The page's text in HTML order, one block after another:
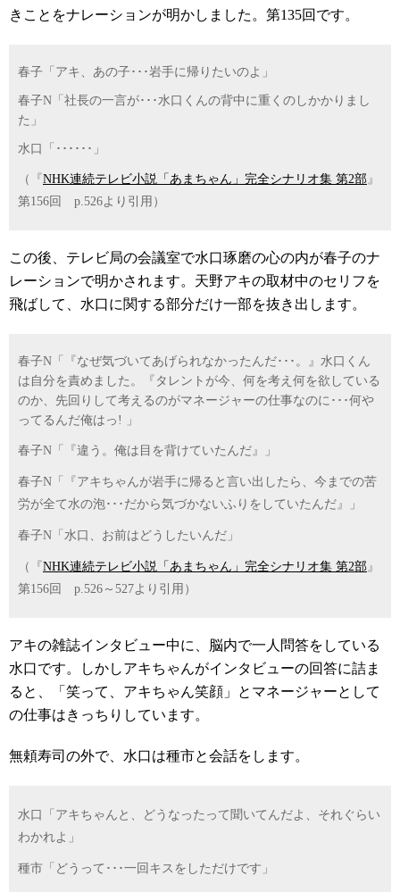
きことをナレーションが明かしました。第135回です。
春子「アキ、あの子･･･岩手に帰りたいのよ」
春子N「社長の一言が･･･水口くんの背中に重くのしかかりまし
た」
水口「･･････」
（『NHK連続テレビ小説「あまちゃん」完全シナリオ集 第2部』
第156回 p.526より引用）
この後、テレビ局の会議室で水口琢磨の心の内が春子のナ
レーションで明かされます。天野アキの取材中のセリフを
飛ばして、水口に関する部分だけ一部を抜き出します。
春子N「『なぜ気づいてあげられなかったんだ･･･。』水口くん
は自分を責めました。『タレントが今、何を考え何を欲している
のか、先回りして考えるのがマネージャーの仕事なのに･･･何や
ってるんだ俺はっ! 」
春子N「『違う。俺は目を背けていたんだ』」
春子N「『アキちゃんが岩手に帰ると言い出したら、今までの苦
労が全て水の泡･･･だから気づかないふりをしていたんだ』」
春子N「水口、お前はどうしたいんだ」
（『NHK連続テレビ小説「あまちゃん」完全シナリオ集 第2部』
第156回 p.526～527より引用）
アキの雑誌インタビュー中に、脳内で一人問答をしている
水口です。しかしアキちゃんがインタビューの回答に詰ま
ると、「笑って、アキちゃん笑顔」とマネージャーとして
の仕事はきっちりしています。
無頼寿司の外で、水口は種市と会話をします。
水口「アキちゃんと、どうなったって聞いてんだよ、それぐらい
わかれよ」
種市「どうって･･･一回キスをしただけです」